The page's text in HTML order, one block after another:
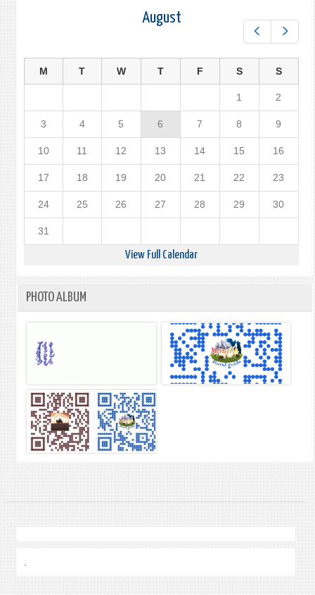
August
M T W T F S S
1 2
3 4 5 6 7 8 9
10 11 12 13 14 15 16
17 18 19 20 21 22 23
24 25 26 27 28 29 30
31
View Full Calendar
PHOTO ALBUM